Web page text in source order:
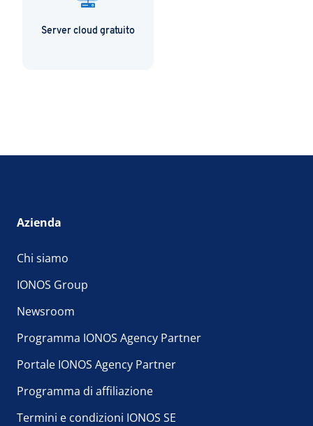
Server cloud gratuito
Azienda
Chi siamo
IONOS Group
Newsroom
Programma IONOS Agency Partner
Portale IONOS Agency Partner
Programma di affiliazione
Termini e condizioni IONOS SE